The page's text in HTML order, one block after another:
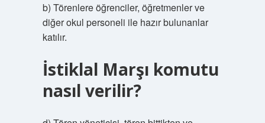
b) Törenlere öğrenciler, öğretmenler ve
diğer okul personeli ile hazır bulunanlar
katılır.
İstiklal Marşı komutu
nasıl verilir?